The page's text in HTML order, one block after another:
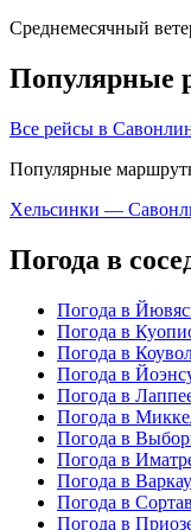
Среднемесячный
Популярные
Все рейсы в
Популярные
Хельсинки —
Погода в
Погода в
Погода в
Погода в
Погода в
Погода в
Погода в
Погода в
Погода в
Погода в
Погода в
Погода в